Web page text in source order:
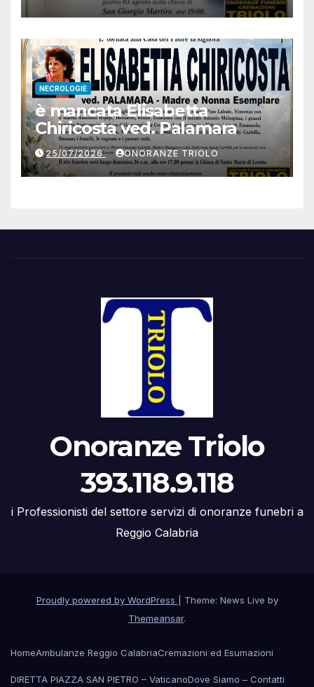
NECROLOGIE
è mancata Elisabetta
Chiricosta ved. Palamara
25/07/2026 ONORANZE TRIOLO
Onoranze Triolo
393.118.9.118
i Professionisti del settore servizi di onoranze funebri a
Reggio Calabria
Proudly powered by WordPress
Theme: News Live by
Themeansar.
HomeAmbulanze Reggio CalabriaCremazioni ed Esumazioni
DIRETTA PIAZZA SAN PIETRO – VaticanoDove Siamo – Contatti